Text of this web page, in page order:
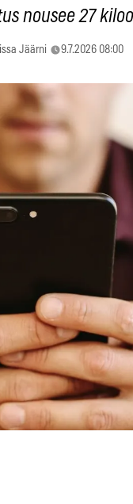
nousee 27
Jäärni 9.7.2026 08:00